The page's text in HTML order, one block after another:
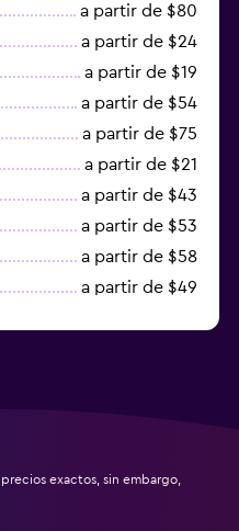
a partir de $80
a partir de $24
a partir de $19
a partir de $54
a partir de $75
a partir de $21
a partir de $43
a partir de $53
a partir de $58
a partir de $49
exactos, sin embargo,